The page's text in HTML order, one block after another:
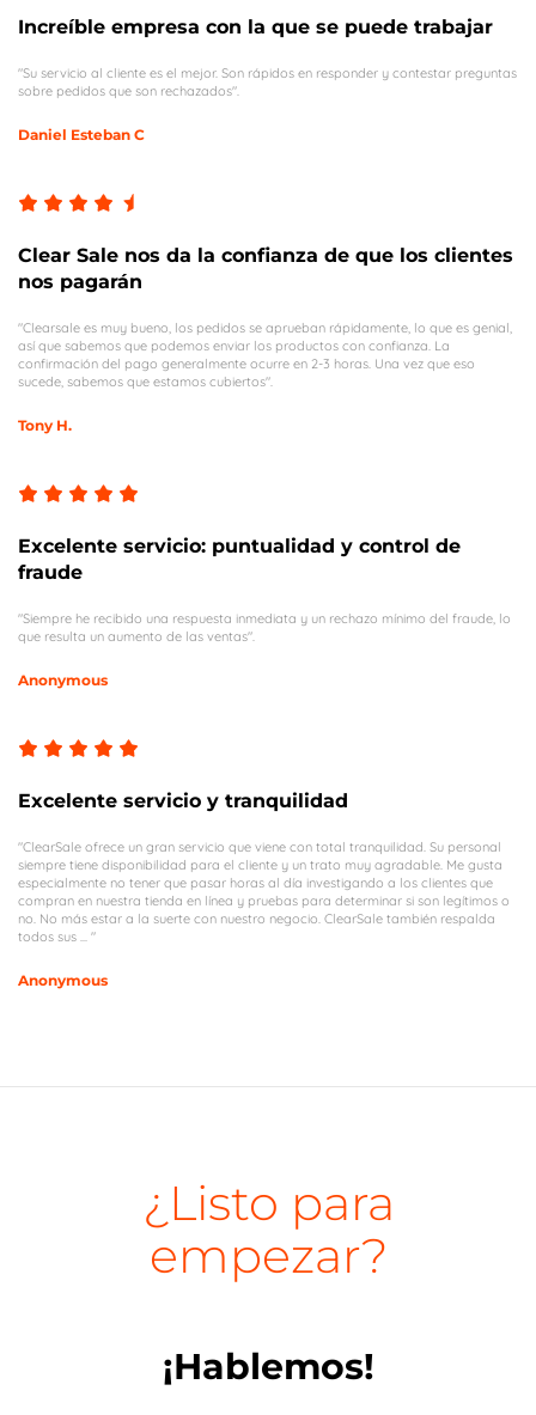
Increíble empresa con la que se puede trabajar
"Su servicio al cliente es el mejor. Son rápidos en responder y contestar preguntas
sobre pedidos que son rechazados".
Daniel Esteban C
Clear Sale nos da la confianza de que los clientes
nos pagarán
"Clearsale es muy bueno, los pedidos se aprueban rápidamente, lo que es genial,
así que sabemos que podemos enviar los productos con confianza. La
confirmación del pago generalmente ocurre en 2-3 horas. Una vez que eso
sucede, sabemos que estamos cubiertos".
Tony H.
Excelente servicio: puntualidad y control de
fraude
"Siempre he recibido una respuesta inmediata y un rechazo mínimo del fraude, lo
que resulta un aumento de las ventas".
Anonymous
Excelente servicio y tranquilidad
"ClearSale ofrece un gran servicio que viene con total tranquilidad. Su personal
siempre tiene disponibilidad para el cliente y un trato muy agradable. Me gusta
especialmente no tener que pasar horas al día investigando a los clientes que
compran en nuestra tienda en línea y pruebas para determinar si son legítimos o
no. No más estar a la suerte con nuestro negocio. ClearSale también respalda
todos sus ... "
Anonymous
¿Listo para
empezar?
¡Hablemos!